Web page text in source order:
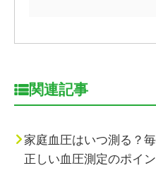
関連記事
家庭血圧はいつ測る？
正しい血圧測定のポイ